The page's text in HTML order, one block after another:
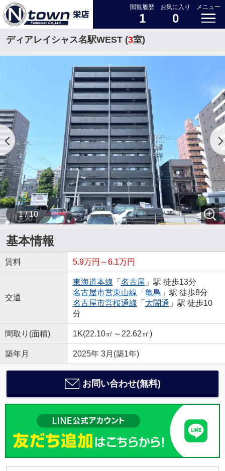
閲覧履歴
1
お気に入り
0
メニュー
ディアレイシャス名駅WEST (3室)
1 / 10
基本情報
賃料 5.9万円～6.1万円
交通
東海道本線 「 名古屋 」駅 徒歩13分
名古屋市営東山線 「 亀島 」駅 徒歩8分
名古屋市営桜通線 「 太閤通 」駅 徒歩10
分
間取り(面積) 1K(22.10㎡～22.62㎡)
築年月 2025年 3月(築1年)
お問い合わせ(無料)